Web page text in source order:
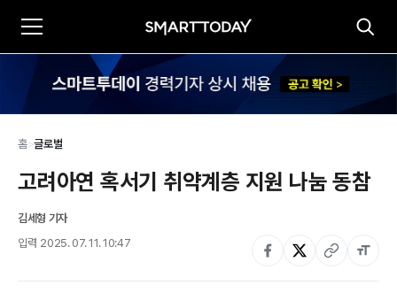
홈>글로벌
고려아연 혹서기 취약계층 지원 나눔 동참
김세형 기자
입력 2025. 07. 11. 10:47